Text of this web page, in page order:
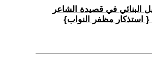
البنائي في قصيدة الشاعر
{ استذكار مظفر النواب}